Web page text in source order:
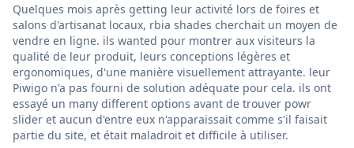
Quelques mois après getting leur activité lors de foires et
salons d'artisanat locaux, rbia shades cherchait un moyen de
vendre en ligne. ils wanted pour montrer aux visiteurs la
qualité de leur produit, leurs conceptions légères et
ergonomiques, d'une manière visuellement attrayante. leur
Piwigo n'a pas fourni de solution adéquate pour cela. ils ont
essayé un many different options avant de trouver powr
slider et aucun d'entre eux n'apparaissait comme s'il faisait
partie du site, et était maladroit et difficile à utiliser.